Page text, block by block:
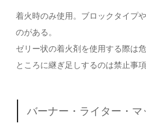
着火時のみ使用。ブロックタイプ
のがある。
ゼリー状の着火剤を使用する際は
ところに継ぎ足しするのは禁止事項
バーナー・ライター・マ